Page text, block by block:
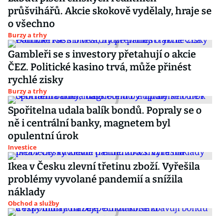
průšvihářů. Akcie skokově vydělaly, hraje se
o všechno
Burzy a trhy
Gambleři se s investory přetahují o akcie
ČEZ. Politické kasino trvá, může přinést
rychlé zisky
Burzy a trhy
Spořitelna udala balík bondů. Popraly se o
ně i centrální banky, magnetem byl
opulentní úrok
Investice
Ikea v Česku zlevní třetinu zboží. Vyřešila
problémy vyvolané pandemií a snížila
náklady
Obchod a služby